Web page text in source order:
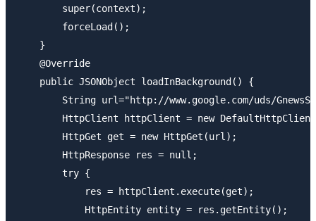
        super(context);
        forceLoad();
    }
    @Override
    public JSONObject loadInBackground() {
String url="http://www.google.com/uds/
HttpClient httpClient = new
        HttpGet get = new HttpGet(url);
        HttpResponse res = null;
        try {
            res = httpClient.execute(get);
            HttpEntity entity = res.getEntity();